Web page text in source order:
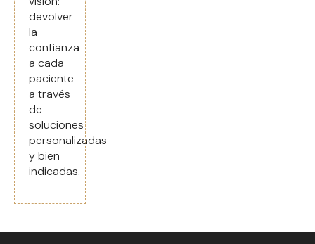
devolver
la
confianza
a cada
paciente
a través
de
soluciones
personalizadas
y bien
indicadas.